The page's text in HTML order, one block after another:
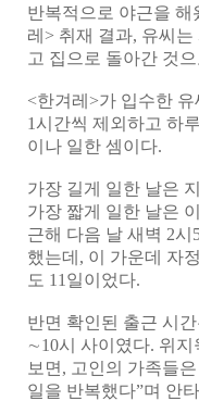
반복적으로 야근을
레> 취재 결과, 유씨
고 집으로 돌아간 것
<한겨레>가 입수한
1시간씩 제외하고 하
이나 일한 셈이다.
가장 길게 일한 날은
가장 짧게 일한 날은
근해 다음 날 새벽 2
했는데, 이 가운데 자
도 11일이었다.
반면 확인된 출근 시
∼10시 사이였다. 위
보면, 고인의 가족들
일을 반복했다”며 안